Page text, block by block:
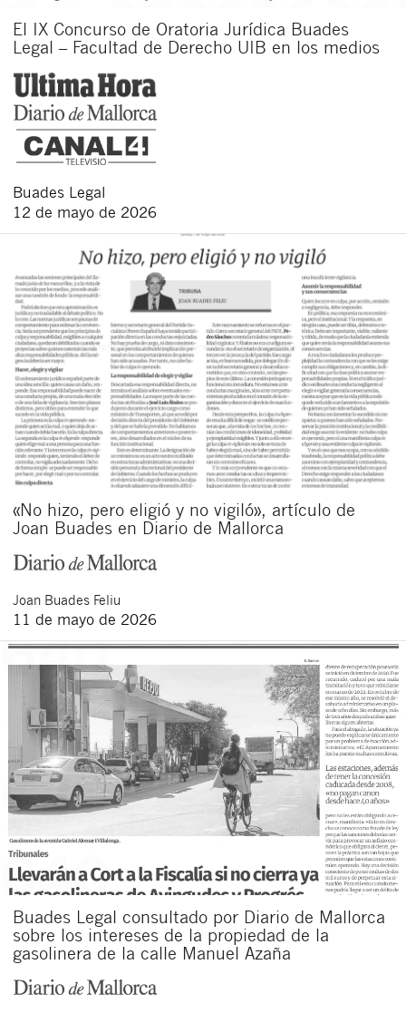
El IX Concurso de Oratoria Jurídica Buades
Legal – Facultad de Derecho UIB en los medios
Buades Legal
12 de mayo de 2026
«No hizo, pero eligió y no vigiló», artículo de
Joan Buades en Diario de Mallorca
Joan Buades Feliu
11 de mayo de 2026
Buades Legal consultado por Diario de Mallorca
sobre los intereses de la propiedad de la
gasolinera de la calle Manuel Azaña